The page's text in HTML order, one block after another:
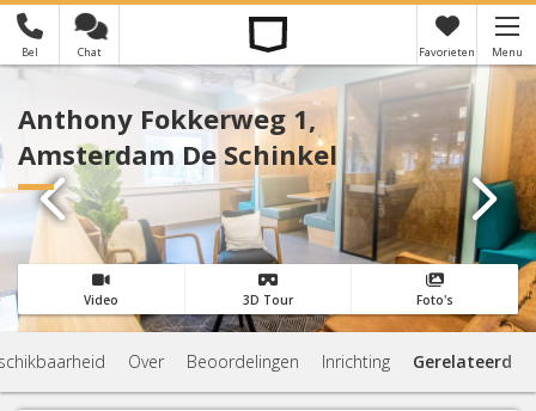
Bel Chat Favorieten Menu
Je hebt nog geen favorieten ×
Anthony Fokkerweg 1,
Amsterdam De Schinkel
Video 3D Tour Foto's
Over Beoordelingen Inrichting Gerelateerd